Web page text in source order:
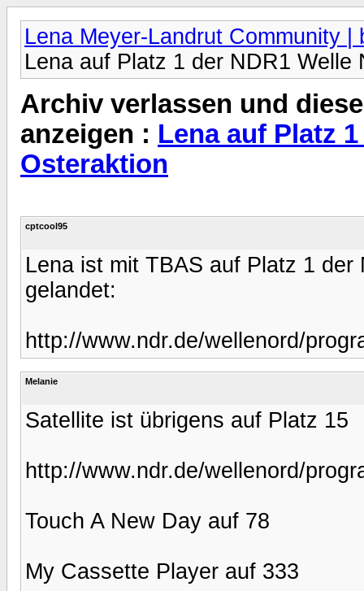
Lena Meyer-Landrut Community |
Lena auf Platz 1 der NDR1 Welle
Archiv verlassen und
anzeigen : Lena auf Platz
Osteraktion
cptcool95
Lena ist mit TBAS auf Platz 1
gelandet:
http://www.ndr.de/wellenord/
Melanie
Satellite ist übrigens auf Platz 15
http://www.ndr.de/wellenord/
Touch A New Day auf 78
My Cassette Player auf 333